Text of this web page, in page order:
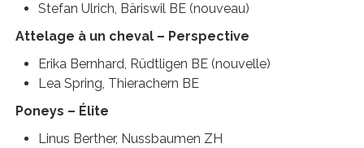
Stefan Ulrich, Bäriswil BE (nouveau)
Attelage à un cheval – Perspective
Erika Bernhard, Rüdtligen BE (nouvelle)
Lea Spring, Thierachern BE
Poneys – Élite
Linus Berther, Nussbaumen ZH